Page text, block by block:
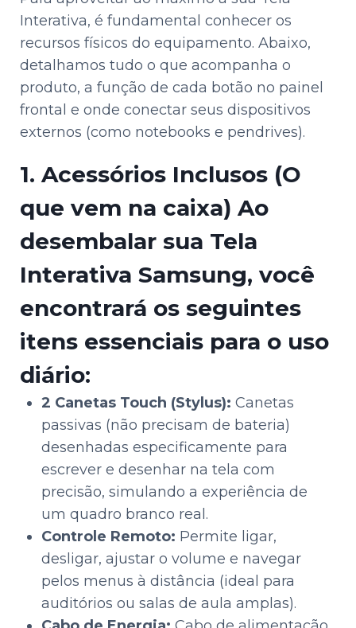
Interativa, é fundamental conhecer os
recursos físicos do equipamento. Abaixo,
detalhamos tudo o que acompanha o
produto, a função de cada botão no painel
frontal e onde conectar seus dispositivos
externos (como notebooks e pendrives).
1. Acessórios Inclusos (O
que vem na caixa) Ao
desembalar sua Tela
Interativa Samsung, você
encontrará os seguintes
itens essenciais para o uso
diário:
2 Canetas Touch (Stylus): Canetas
passivas (não precisam de bateria)
desenhadas especificamente para
escrever e desenhar na tela com
precisão, simulando a experiência de
um quadro branco real.
Controle Remoto: Permite ligar,
desligar, ajustar o volume e navegar
pelos menus à distância (ideal para
auditórios ou salas de aula amplas).